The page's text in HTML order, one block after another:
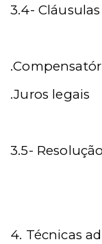
3.4-
.Juros legais
3.5-
4. Técnicas